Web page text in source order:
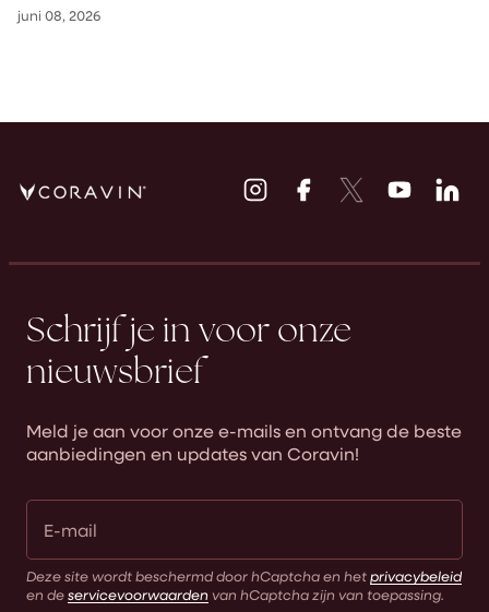
juni 08, 2026
Instagram
opent
venster
Facebook
opent
venster
Twitter
opent
venster
Youtube
opent
venster
Schrijf je in voor onze
nieuwsbrief
Meld je aan voor onze e-mails en ontvang de beste
aanbiedingen en updates van Coravin!
Deze site wordt beschermd door hCaptcha en hetprivacybeleid
en deservicevoorwaarden van hCaptcha zijn van toepassing.